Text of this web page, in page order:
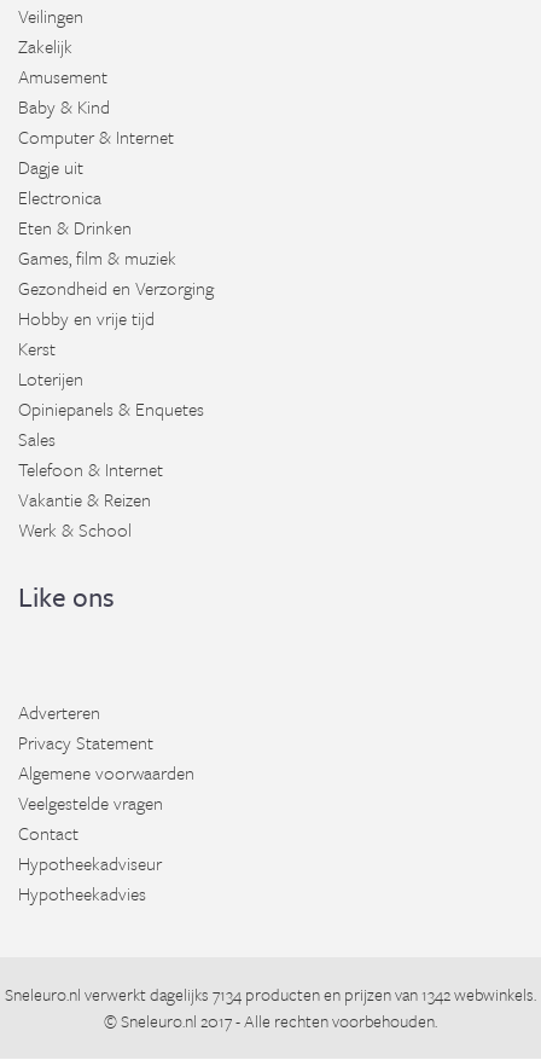
Veilingen
Zakelijk
Amusement
Baby & Kind
Computer & Internet
Dagje uit
Electronica
Eten & Drinken
Games, film & muziek
Gezondheid en Verzorging
Hobby en vrije tijd
Kerst
Loterijen
Opiniepanels & Enquetes
Sales
Telefoon & Internet
Vakantie & Reizen
Werk & School
Like ons
Adverteren
Privacy Statement
Algemene voorwaarden
Veelgestelde vragen
Contact
Hypotheekadviseur
Hypotheekadvies
Sneleuro.nlverwerkt dagelijks 7134 producten en prijzen van 1342 webwinkels.
©Sneleuro.nl2017 - Alle rechten voorbehouden.